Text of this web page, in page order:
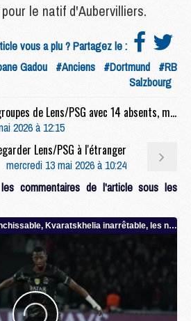
le natif d'Aubervilliers.
vous a plu ? Partagez le :
Gadou #Anciens #Dortmund #RB
Salzbourg
Match : Les groupes de Lens/PSG avec 14 absents, mais plusieurs jeunes
2026 à 12:15
Lens/PSG à l'étranger
mercredi 13 mai 2026 à 10:24
commentaires de l'article sous les